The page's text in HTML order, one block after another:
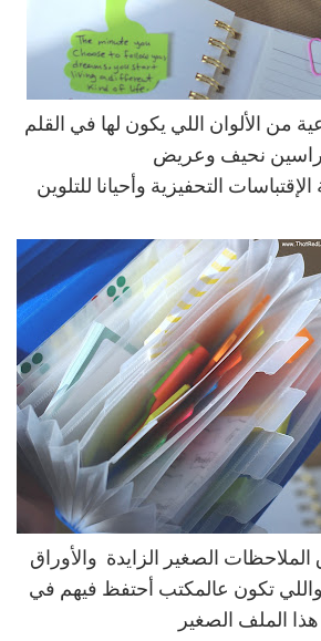
من الألوان اللي يكون لها في القلم
راسين نحيف وعريض
التحفيزية وأحيانا للتلوين
الصغير الزايدة والأوراق
واللي تكون عالمكتب أحتفظ فيهم في
هذا الملف الصغير